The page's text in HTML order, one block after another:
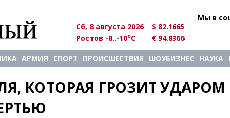
Мы в
Сб, 8 августа 2026
$ 82.1665
Ростов -8..-10oC € 94.8366
АРМИЯ СПОРТ ПРОИСШЕСТВИЯ ШОУБИЗНЕС НАУКА
КОТОРАЯ ГРОЗИТ УДАРОМ